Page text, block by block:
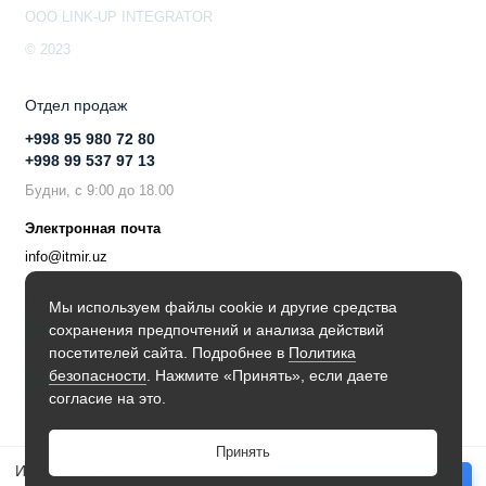
Защита от скачков напряжения: 600 Дж
Аварийное отключение питания (EPO): Да
Мы используем файлы cookie и другие средства
сохранения предпочтений и анализа действий
посетителей сайта. Подробнее в Политика
безопасности . Нажмите «Принять», если даете
согласие на это.
Принять
OOO LINK-UP INTEGRATOR
© 2023
Отдел продаж
+998 95 980 72 80
+998 99 537 97 13
Будни, с 9:00 до 18.00
Электронная почта
info@itmir.uz
Поддержка в мессенджере
Будьте в курсе наших новостей!